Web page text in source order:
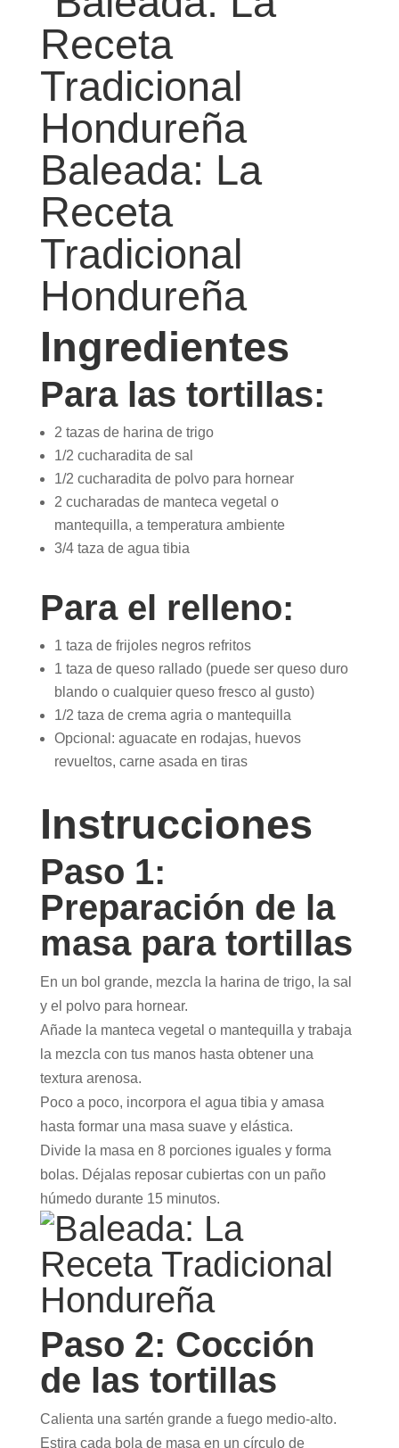
Ingredientes
Para las tortillas:
2 tazas de harina de trigo
1/2 cucharadita de sal
1/2 cucharadita de polvo para hornear
2 cucharadas de manteca vegetal o
mantequilla, a temperatura ambiente
3/4 taza de agua tibia
Para el relleno:
1 taza de frijoles negros refritos
1 taza de queso rallado (puede ser queso duro
blando o cualquier queso fresco al gusto)
1/2 taza de crema agria o mantequilla
Opcional: aguacate en rodajas, huevos
revueltos, carne asada en tiras
Instrucciones
Paso 1:
Preparación de la
masa para tortillas
En un bol grande, mezcla la harina de trigo, la sal
y el polvo para hornear.
Añade la manteca vegetal o mantequilla y trabaja
la mezcla con tus manos hasta obtener una
textura arenosa.
Poco a poco, incorpora el agua tibia y amasa
hasta formar una masa suave y elástica.
Divide la masa en 8 porciones iguales y forma
bolas. Déjalas reposar cubiertas con un paño
húmedo durante 15 minutos.
Paso 2: Cocción
de las tortillas
Calienta una sartén grande a fuego medio-alto.
Estira cada bola de masa en un círculo de